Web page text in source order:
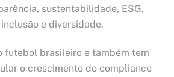
sustentabilidade, ESG,
e diversidade.
futebol brasileiro e também tem
o crescimento do compliance